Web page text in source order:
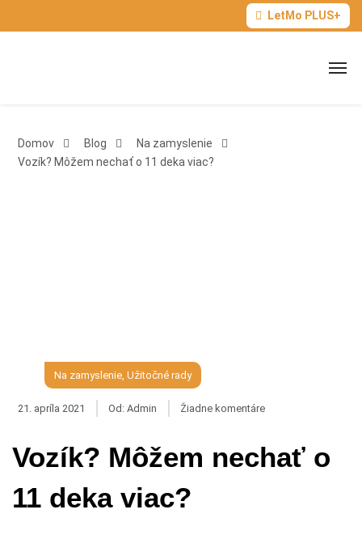
LetMo PLUS+
Domov Blog
Na zamyslenie
Vozík? Môžem nechať o 11 deka viac?
Na zamyslenie, Užitočné rady
21. apríla 2021 Od: Admin Žiadne komentáre
Vozík? Môžem nechať o
11 deka viac?